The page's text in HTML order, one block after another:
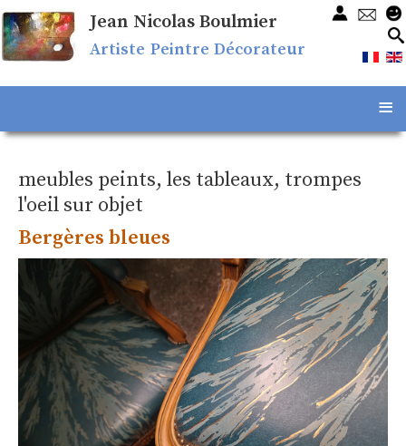
Jean Nicolas Boulmier
Artiste Peintre Décorateur
≡
meubles peints, les tableaux, trompes
l'oeil sur objet
Bergères bleues